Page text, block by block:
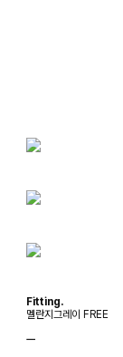
Fitting.
멜란지그레이 FREE
ㅡ